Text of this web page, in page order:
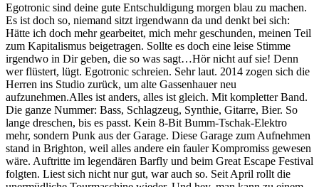
Egotronic sind deine gute Entschuldigung morgen blau zu machen.
Es ist doch so, niemand sitzt irgendwann da und denkt bei sich:
Hätte ich doch mehr gearbeitet, mich mehr geschunden, meinen Teil
zum Kapitalismus beigetragen. Sollte es doch eine leise Stimme
irgendwo in Dir geben, die so was sagt…Hör nicht auf sie! Denn
wer flüstert, lügt. Egotronic schreien. Sehr laut. 2014 zogen sich die
Herren ins Studio zurück, um alte Gassenhauer neu
aufzunehmen.Alles ist anders, alles ist gleich. Mit kompletter Band.
Die ganze Nummer: Bass, Schlagzeug, Synthie, Gitarre, Bier. So
lange dreschen, bis es passt. Kein 8-Bit Bumm-Tschak-Elektro
mehr, sondern Punk aus der Garage. Diese Garage zum Aufnehmen
stand in Brighton, weil alles andere ein fauler Kompromiss gewesen
wäre. Auftritte im legendären Barfly und beim Great Escape Festival
folgten. Liest sich nicht nur gut, war auch so. Seit April rollt die